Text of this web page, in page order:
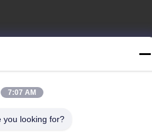
αναστροφέας κυμάτων
7:07 AM
you looking for?